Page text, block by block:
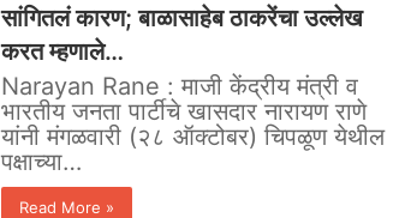
सांगितलं कारण; बाळासाहेब ठाकरेंचा उल्लेख
करत म्हणाले…
Narayan Rane : माजी केंद्रीय मंत्री व
भारतीय जनता पार्टीचे खासदार नारायण राणे
यांनी मंगळवारी (२८ ऑक्टोबर) चिपळूण येथील
पक्षाच्या…
Read More »